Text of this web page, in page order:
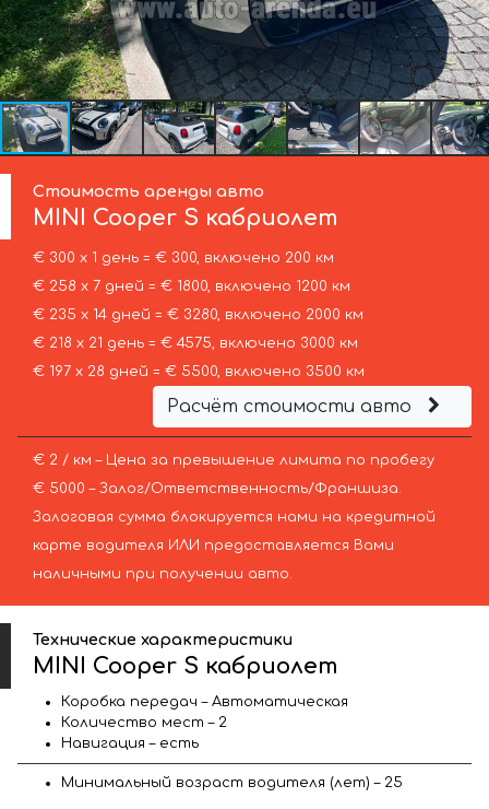
Стоимость аренды авто
MINI Cooper S кабриолет
€ 300 х 1 день = € 300, включено 200 км
€ 258 х 7 дней = € 1800, включено 1200 км
€ 235 х 14 дней = € 3280, включено 2000 км
€ 218 х 21 день = € 4575, включено 3000 км
€ 197 х 28 дней = € 5500, включено 3500 км
Расчёт стоимости авто
€ 2 / км – Цена за превышение лимита по пробегу
€ 5000 – Залог/Ответственность/Франшиза.
Залоговая сумма блокируется нами на кредитной
карте водителя ИЛИ предоставляется Вами
наличными при получении авто.
Технические характеристики
MINI Cooper S кабриолет
Коробка передач – Автоматическая
Количество мест – 2
Навигация – есть
Минимальный возраст водителя (лет) – 25